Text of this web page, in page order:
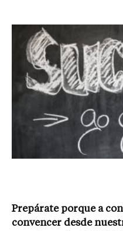
Prepárate porque a
convencer desde